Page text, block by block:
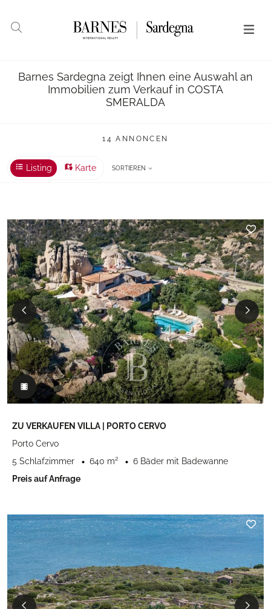
Barnes Sardegna zeigt Ihnen eine Auswahl an
Immobilien zum Verkauf in COSTA
SMERALDA
14 ANNONCEN
Listing Karte SORTIEREN
ZU VERKAUFEN VILLA | PORTO CERVO
Porto Cervo
5 Schlafzimmer
640 m²
6 Bäder mit Badewanne
Preis auf Anfrage